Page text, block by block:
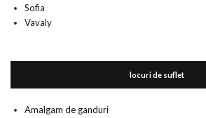
Sofia
Vavaly
locuri de suflet
Amalgam de ganduri